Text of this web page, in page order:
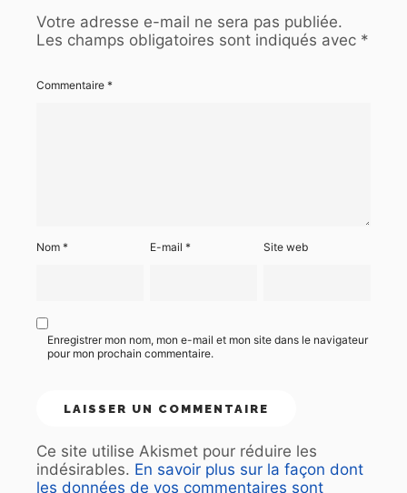
Votre adresse e-mail ne sera pas publiée.
Les champs obligatoires sont indiqués avec *
Commentaire *
Nom * E-mail* Site web
Enregistrer mon nom, mon e-mail et mon site dans le navigateur
pour mon prochain commentaire.
Ce site utilise Akismet pour réduire les
indésirables. En savoir plus sur la façon dont
les données de vos commentaires sont